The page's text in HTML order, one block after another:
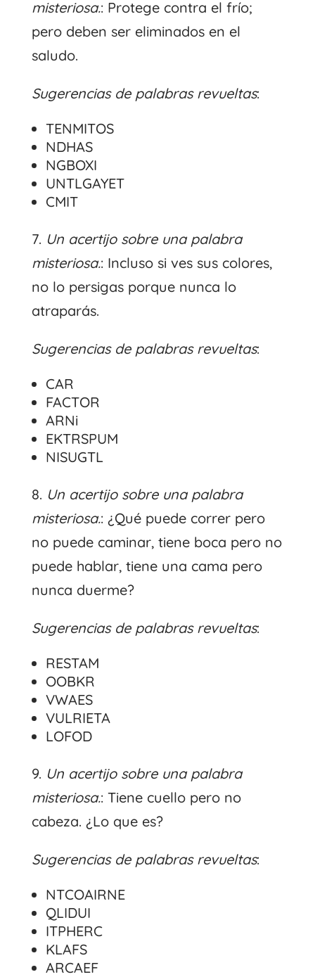
misteriosa.: Protege contra el frío;
pero deben ser eliminados en el
saludo.
Sugerencias de palabras revueltas:
TENMITOS
NDHAS
NGBOXI
UNTLGAYET
CMIT
7. Un acertijo sobre una palabra
misteriosa.: Incluso si ves sus colores,
no lo persigas porque nunca lo
atraparás.
Sugerencias de palabras revueltas:
CAR
FACTOR
ARNi
EKTRSPUM
NISUGTL
8. Un acertijo sobre una palabra
misteriosa.: ¿Qué puede correr pero
no puede caminar, tiene boca pero no
puede hablar, tiene una cama pero
nunca duerme?
Sugerencias de palabras revueltas:
RESTAM
OOBKR
VWAES
VULRIETA
LOFOD
9. Un acertijo sobre una palabra
misteriosa.: Tiene cuello pero no
cabeza. ¿Lo que es?
Sugerencias de palabras revueltas:
NTCOAIRNE
QLIDUI
ITPHERC
KLAFS
ARCAEF